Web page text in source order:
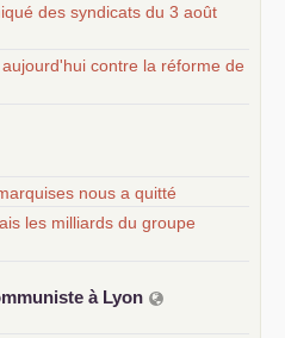
des syndicats du 3 août
contre la réforme de
nous a quitté
les milliards du groupe
à Lyon